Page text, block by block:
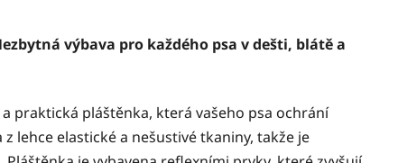
výbava pro každého psa v dešti, blátě a
praktická pláštěnka, která vašeho psa ochrání
lehce elastické a nešustivé tkaniny, takže je